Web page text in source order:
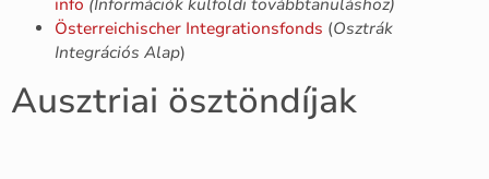
info (Információk külföldi továbbtanuláshoz)
Österreichischer Integrationsfonds (Osztrák
Integrációs Alap)
Ausztriai ösztöndíjak